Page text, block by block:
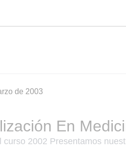
de 2003
En
2002 Presentamos